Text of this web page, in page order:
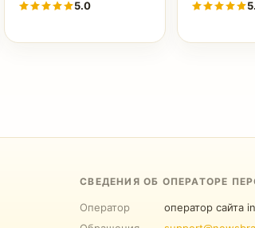
5.0
СВЕДЕНИЯ ОБ ОПЕРАТОРЕ
Оператор
оператор сайта